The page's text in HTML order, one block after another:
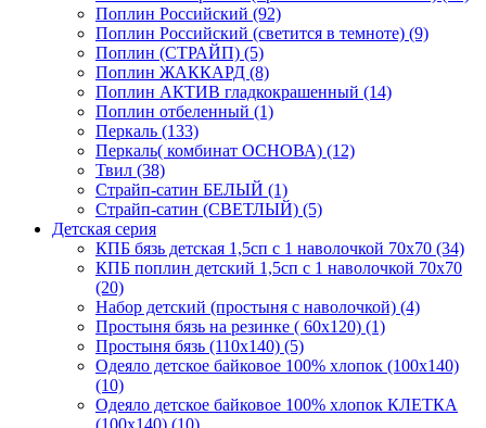
Поплин Российский (92)
Поплин Российский (светится в темноте) (9)
Поплин (СТРАЙП) (5)
Поплин ЖАККАРД (8)
Поплин АКТИВ гладкокрашенный (14)
Поплин отбеленный (1)
Перкаль (133)
Перкаль( комбинат ОСНОВА) (12)
Твил (38)
Страйп-сатин БЕЛЫЙ (1)
Страйп-сатин (СВЕТЛЫЙ) (5)
Детская серия
КПБ бязь детская 1,5сп с 1 наволочкой 70х70 (34)
КПБ поплин детский 1,5сп с 1 наволочкой 70х70
(20)
Набор детский (простыня с наволочкой) (4)
Простыня бязь на резинке ( 60х120) (1)
Простыня бязь (110х140) (5)
Одеяло детское байковое 100% хлопок (100х140)
(10)
Одеяло детское байковое 100% хлопок КЛЕТКА
(100х140) (10)